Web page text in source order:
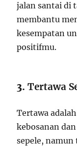
jalan santai di
membantu
kesempatan
positifmu.
3.Tertawa
Tertawa
kebosanan
sepele,